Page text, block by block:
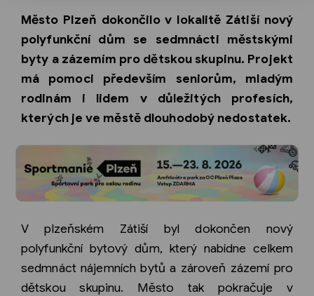
Město Plzeň dokončilo v lokalitě Zátiší nový
polyfunkční dům se sedmnácti městskými
byty a zázemím pro dětskou skupinu. Projekt
má pomoci především seniorům, mladým
rodinám i lidem v důležitých profesích,
kterých je ve městě dlouhodobý nedostatek.
V plzeňském Zátiší byl dokončen nový
polyfunkční bytový dům, který nabídne celkem
sedmnáct nájemních bytů a zároveň zázemí pro
dětskou skupinu. Město tak pokračuje v